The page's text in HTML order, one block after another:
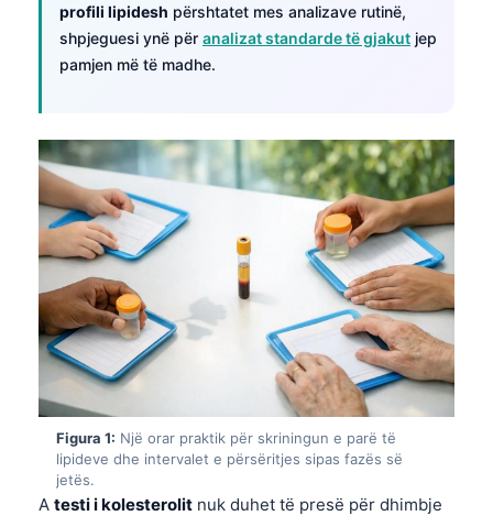
profili lipidesh përshtatet mes analizave rutinë,
shpjeguesi ynë për analizat standarde të gjakut jep
pamjen më të madhe.
Figura 1: Një orar praktik për skriningun e parë të
lipideve dhe intervalet e përsëritjes sipas fazës së
jetës.
A testi i kolesterolit nuk duhet të presë për dhimbje